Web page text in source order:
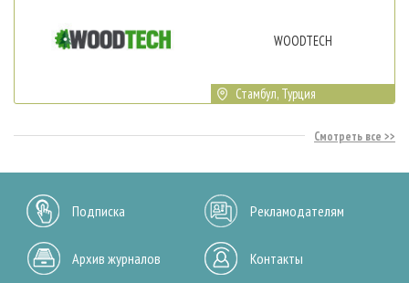
WOODTECH
Стамбул, Турция
Смотреть все
Подписка Рекламодателям
Архив журналов Контакты